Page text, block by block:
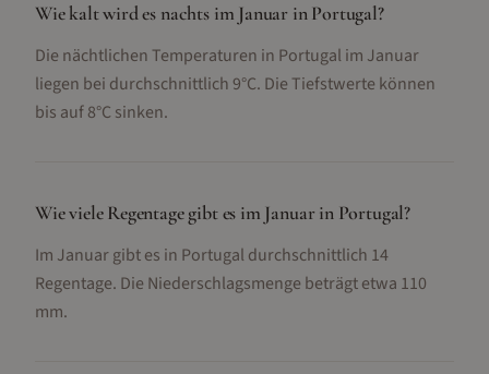
Wie kalt wird es nachts im Januar in Portugal?
Die nächtlichen Temperaturen in Portugal im Januar
liegen bei durchschnittlich 9°C. Die Tiefstwerte können
bis auf 8°C sinken.
Wie viele Regentage gibt es im Januar in Portugal?
Im Januar gibt es in Portugal durchschnittlich 14
Regentage. Die Niederschlagsmenge beträgt etwa 110
mm.